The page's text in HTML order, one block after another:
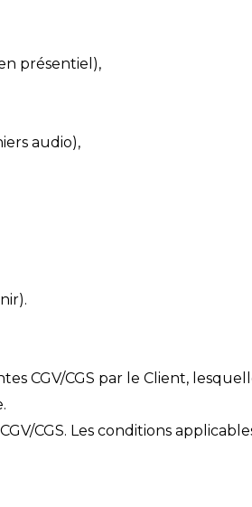
présentiel),
audio),
CGV/CGS par le Client,
CGS. Les conditions